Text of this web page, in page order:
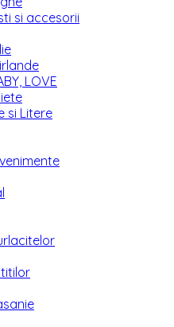
si accesorii
LOVE
si Litere